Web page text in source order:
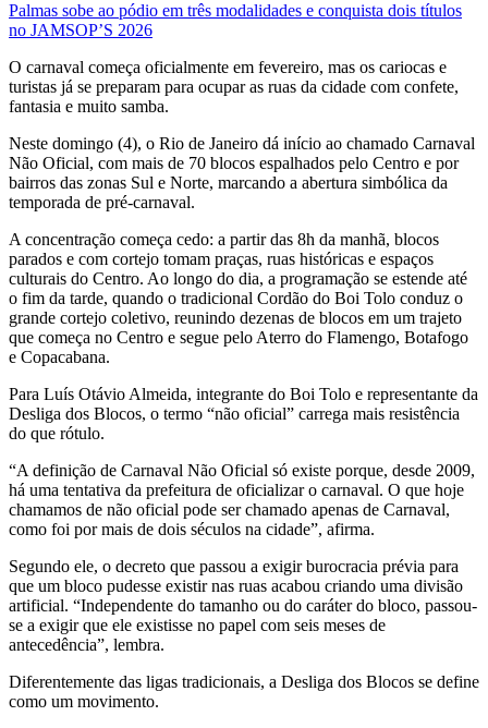
Palmas sobe ao pódio em três modalidades e conquista dois títulos
no JAMSOP’S 2026
O carnaval começa oficialmente em fevereiro, mas os cariocas e
turistas já se preparam para ocupar as ruas da cidade com confete,
fantasia e muito samba.
Neste domingo (4), o Rio de Janeiro dá início ao chamado Carnaval
Não Oficial, com mais de 70 blocos espalhados pelo Centro e por
bairros das zonas Sul e Norte, marcando a abertura simbólica da
temporada de pré-carnaval.
A concentração começa cedo: a partir das 8h da manhã, blocos
parados e com cortejo tomam praças, ruas históricas e espaços
culturais do Centro. Ao longo do dia, a programação se estende até
o fim da tarde, quando o tradicional Cordão do Boi Tolo conduz o
grande cortejo coletivo, reunindo dezenas de blocos em um trajeto
que começa no Centro e segue pelo Aterro do Flamengo, Botafogo
e Copacabana.
Para Luís Otávio Almeida, integrante do Boi Tolo e representante da
Desliga dos Blocos, o termo “não oficial” carrega mais resistência
do que rótulo.
“A definição de Carnaval Não Oficial só existe porque, desde 2009,
há uma tentativa da prefeitura de oficializar o carnaval. O que hoje
chamamos de não oficial pode ser chamado apenas de Carnaval,
como foi por mais de dois séculos na cidade”, afirma.
Segundo ele, o decreto que passou a exigir burocracia prévia para
que um bloco pudesse existir nas ruas acabou criando uma divisão
artificial. “Independente do tamanho ou do caráter do bloco, passou-
se a exigir que ele existisse no papel com seis meses de
antecedência”, lembra.
Diferentemente das ligas tradicionais, a Desliga dos Blocos se define
como um movimento.